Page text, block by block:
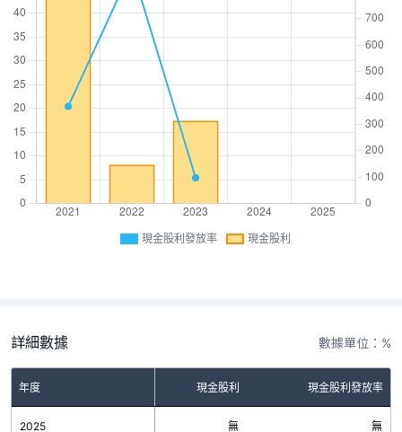
現金股利發放率 現金股利
詳細數據 數據單位：%
年度 現金股利 現金股利發放率
2025 無 無